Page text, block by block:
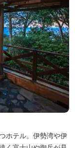
ホテル。伊勢湾や伊